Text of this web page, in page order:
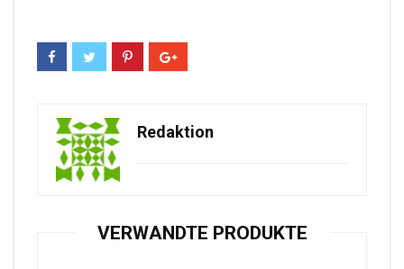
Redaktion
VERWANDTE PRODUKTE